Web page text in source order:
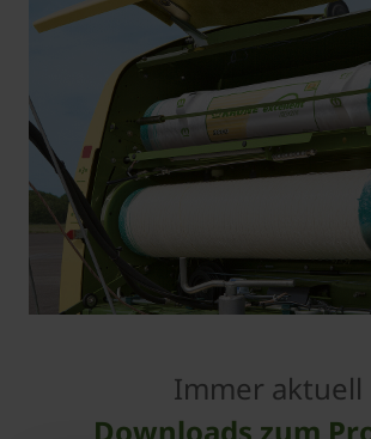
Immer aktuell
Downloads zum